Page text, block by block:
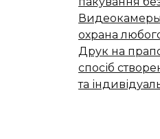
охрана
Друк на
спосіб
та